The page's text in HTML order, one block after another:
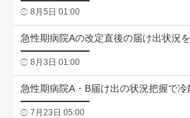
8月5日 01:00
急性期病院Aの改定直後の届け出状況
8月3日 01:00
急性期病院A・B届け出の状況把握で冷
7月23日 05:00